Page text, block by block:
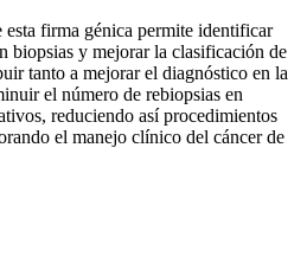
firma génica permite identificar
biopsias y mejorar la clasificación de
tanto a mejorar el diagnóstico en la
el número de rebiopsias en
reduciendo así procedimientos
el manejo clínico del cáncer de